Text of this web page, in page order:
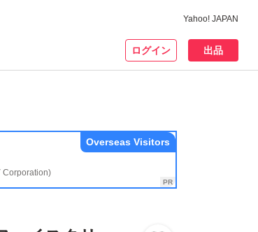
Yahoo! JAPAN
ログイン 出品
Corporation)
Overseas Visitors